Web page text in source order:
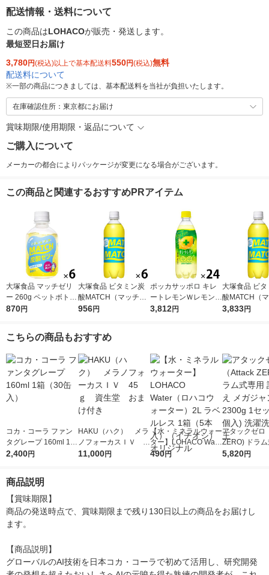
配送情報・送料について
この商品はLOHACOが販売・発送します。
最短翌日お届け
3,780円(税込)以上で基本配送料550円(税込)無料
配送料について
※一部の商品につきましては、基本配送料を当社が負担いたします。
在庫確認住所：東京都にお届け
賞味期限/使用期限・返品について
ご購入について
メーカーの都合によりパッケージが変更になる場合がございます。
この商品と関連するおすすめPRアイテム
大塚食品 マッチゼリ
ー 260g ペットボトル
1セット（6本）
870円
大塚食品 ビタミン炭
酸MATCH（マッチ）
500ml 1セット（6
956円
ポッカサッポロ キレ
ートレモンＷレモン 5
00ml 1箱（24本入）
3,812円
大塚食品 ビ
酸MATCH（
500ml 1箱（
3,833円
こちらの商品もおすすめ
コカ・コーラ ファン
タグレープ 160ml 1箱
（30缶入）
2,400円
HAKU（ハク） メラ
ノフォーカスＩＶ 4
5ｇ 資生堂 おまけ
11,000円
【水・ミネラルウォー
ター】LOHACO Wate
r（ロハコウォータ
490円
アタックゼロ
ZERO) ドラ
詰め替え メガ
5,820円
商品説明
【賞味期限】
商品の発送時点で、賞味期限まで残り130日以上の商品をお届けし
ます。
【商品説明】
グローバルのAI技術を日本コカ・コーラで初めて活用し、研究開発